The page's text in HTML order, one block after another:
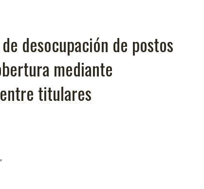
desocupación de postos
mediante
titulares